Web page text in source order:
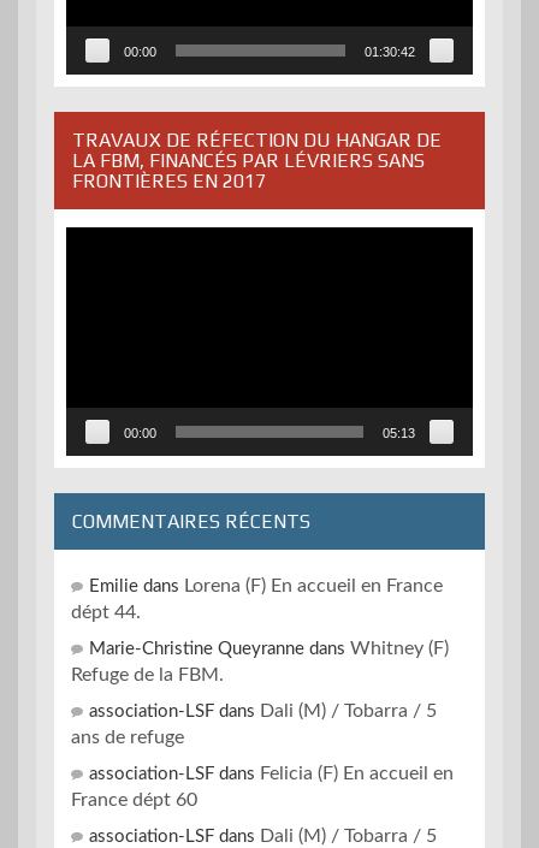
00:00 01:30:42
TRAVAUX DE RÉFECTION DU HANGAR DE
LA FBM, FINANCÉS PAR LÉVRIERS SANS
FRONTIÈRES EN 2017
00:00 05:13
COMMENTAIRES RÉCENTS
Emilie dans Lorena (F) En accueil en France
dépt 44.
Marie-Christine Queyranne dans Whitney (F)
Refuge de la FBM.
association-LSF dans Dali (M) / Tobarra / 5
ans de refuge
association-LSF dans Felicia (F) En accueil en
France dépt 60
association-LSF dans Dali (M) / Tobarra / 5